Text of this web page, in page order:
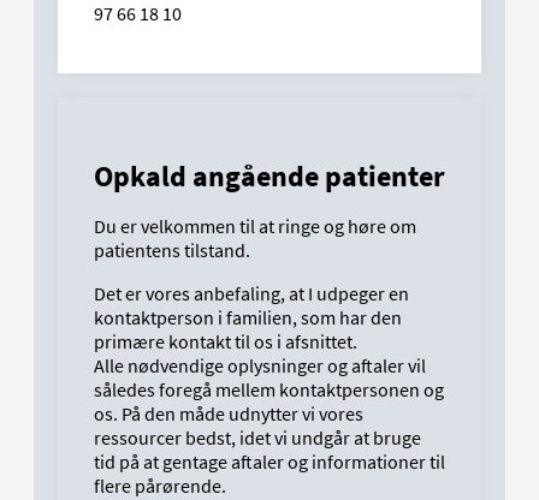
97 66 18 10
Opkald angående patienter
Du er velkommen til at ringe og høre om
patientens tilstand.
Det er vores anbefaling, at I udpeger en
kontaktperson i familien, som har den
primære kontakt til os i afsnittet.
Alle nødvendige oplysninger og aftaler vil
således foregå mellem kontaktpersonen og
os. På den måde udnytter vi vores
ressourcer bedst, idet vi undgår at bruge
tid på at gentage aftaler og informationer til
flere pårørende.